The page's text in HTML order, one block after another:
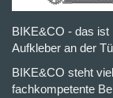
BIKE&CO - das ist
Aufkleber an der
BIKE&CO steht
fachkompetente